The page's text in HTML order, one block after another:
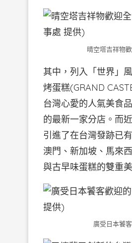
晴空塔吉祥物
其中，列入「世界」
烤蛋糕(GRAND
台灣心愛的人氣美食
的最新一家分店。而
引進了在台灣發跡已
澳門、新加坡、馬來
與古早味蛋糕的雙重
廣受日本饕